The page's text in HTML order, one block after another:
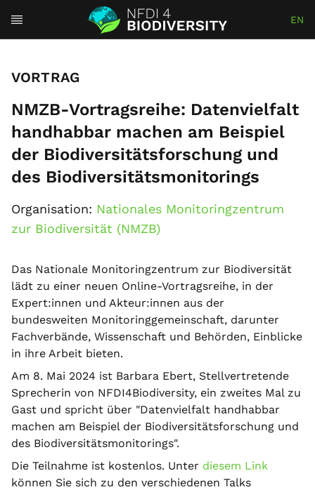
EN
VORTRAG
NMZB-Vortragsreihe: Datenvielfalt
handhabbar machen am Beispiel
der Biodiversitätsforschung und
des Biodiversitätsmonitorings
Organisation: Nationales Monitoringzentrum
zur Biodiversität (NMZB)
Das Nationale Monitoringzentrum zur Biodiversität
lädt zu einer neuen Online-Vortragsreihe, in der
Expert:innen und Akteur:innen aus der
bundesweiten Monitoringgemeinschaft, darunter
Fachverbände, Wissenschaft und Behörden, Einblicke
in ihre Arbeit bieten.
Am 8. Mai 2024 ist Barbara Ebert, Stellvertretende
Sprecherin von NFDI4Biodiversity, ein zweites Mal zu
Gast und spricht über "Datenvielfalt handhabbar
machen am Beispiel der Biodiversitätsforschung und
des Biodiversitätsmonitorings".
Die Teilnahme ist kostenlos. Unter diesem Link
können Sie sich zu den verschiedenen Talks